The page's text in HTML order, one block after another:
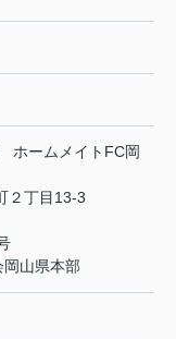
ホームメイトFC岡
２丁目13-3
岡山県本部